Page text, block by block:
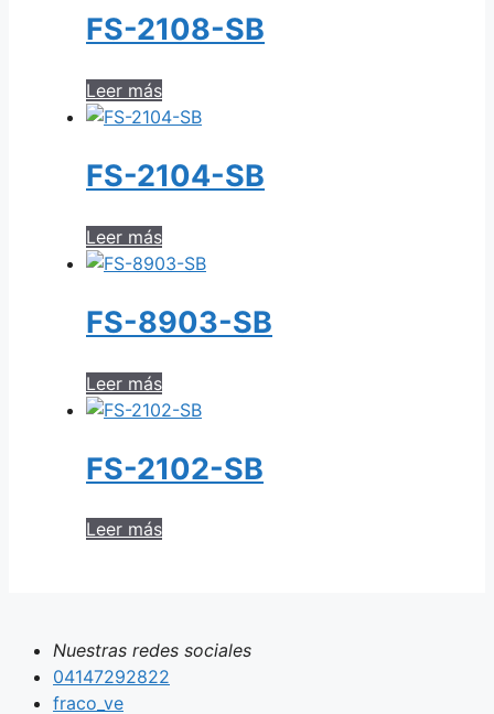
FS-2108-SB
Leer más
FS-2104-SB
Leer más
FS-8903-SB
Leer más
FS-2102-SB
Leer más
Nuestras redes sociales
04147292822
fraco_ve